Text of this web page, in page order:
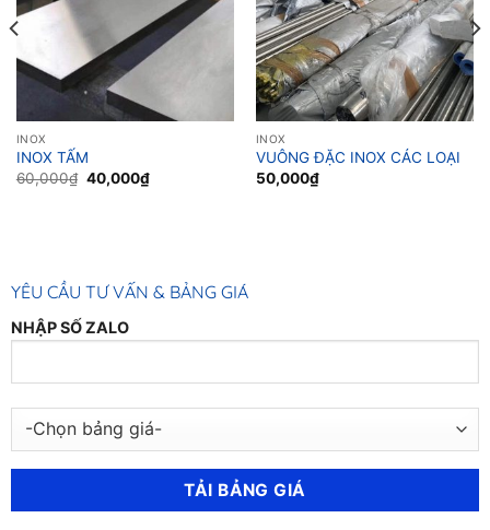
INOX
INOX TẤM
60,000₫ Original
price
40,000₫Current
price
INOX
VUÔNG ĐẶC INOX CÁC LOẠI
50,000₫
YÊU CẦU TƯ VẤN & BẢNG GIÁ
NHẬP SỐ ZALO